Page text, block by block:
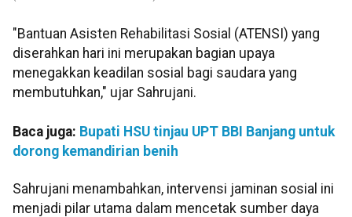
"Bantuan Asisten Rehabilitasi Sosial (ATENSI) yang
diserahkan hari ini merupakan bagian upaya
menegakkan keadilan sosial bagi saudara yang
membutuhkan," ujar Sahrujani.
Baca juga: Bupati HSU tinjau UPT BBI Banjang untuk
dorong kemandirian benih
Sahrujani menambahkan, intervensi jaminan sosial ini
menjadi pilar utama dalam mencetak sumber daya